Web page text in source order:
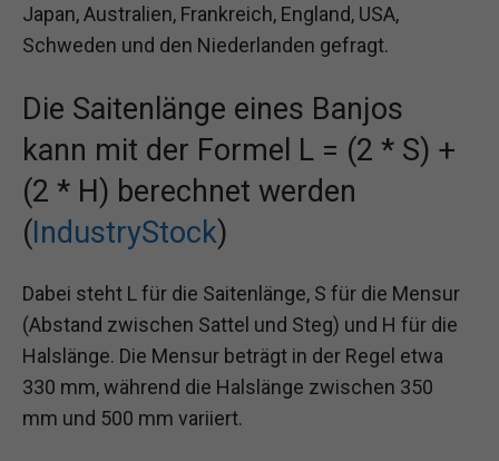
Japan, Australien, Frankreich, England, USA,
Schweden und den Niederlanden gefragt.
Die Saitenlänge eines Banjos
kann mit der Formel L = (2 * S) +
(2 * H) berechnet werden
(IndustryStock)
Dabei steht L für die Saitenlänge, S für die Mensur
(Abstand zwischen Sattel und Steg) und H für die
Halslänge. Die Mensur beträgt in der Regel etwa
330 mm, während die Halslänge zwischen 350
mm und 500 mm variiert.